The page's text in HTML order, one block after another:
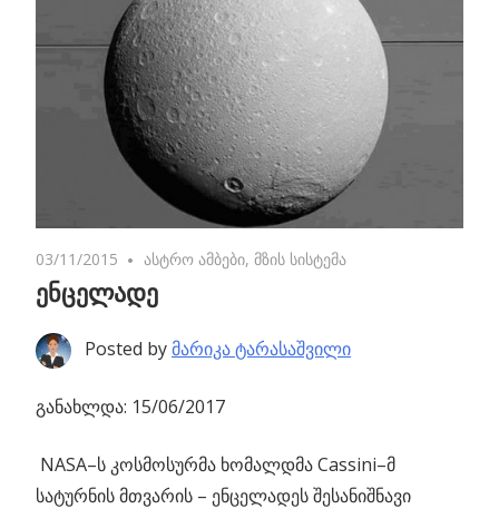
03/11/2015 No comments
ასტრო ამბები,მზის სისტემა
ენცელადე
Posted byმარიკა ტარასაშვილი
განახლდა: 15/06/2017
NASA–ს კოსმოსურმა ხომალდმა Cassini–მ
სატურნის მთვარის – ენცელადეს შესანიშნავი